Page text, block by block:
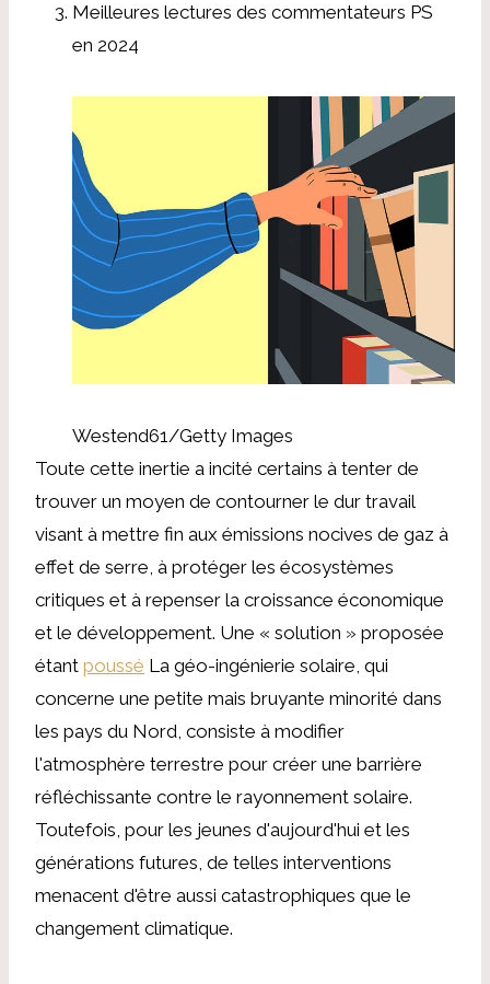
Meilleures lectures des commentateurs PS
en 2024
Westend61/Getty Images
Toute cette inertie a incité certains à tenter de
trouver un moyen de contourner le dur travail
visant à mettre fin aux émissions nocives de gaz à
effet de serre, à protéger les écosystèmes
critiques et à repenser la croissance économique
et le développement. Une « solution » proposée
étant poussé La géo-ingénierie solaire, qui
concerne une petite mais bruyante minorité dans
les pays du Nord, consiste à modifier
l'atmosphère terrestre pour créer une barrière
réfléchissante contre le rayonnement solaire.
Toutefois, pour les jeunes d'aujourd'hui et les
générations futures, de telles interventions
menacent d'être aussi catastrophiques que le
changement climatique.